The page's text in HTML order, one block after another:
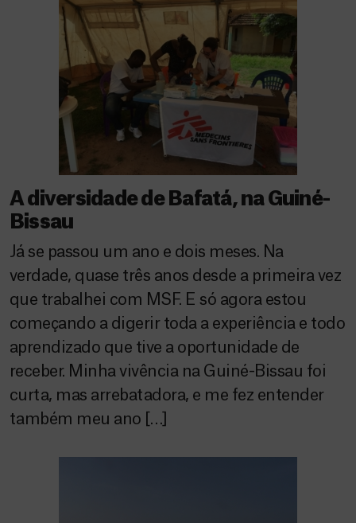
A diversidade de Bafatá, na Guiné-
Bissau
Já se passou um ano e dois meses. Na
verdade, quase três anos desde a primeira vez
que trabalhei com MSF. E só agora estou
começando a digerir toda a experiência e todo
aprendizado que tive a oportunidade de
receber. Minha vivência na Guiné-Bissau foi
curta, mas arrebatadora, e me fez entender
também meu ano […]